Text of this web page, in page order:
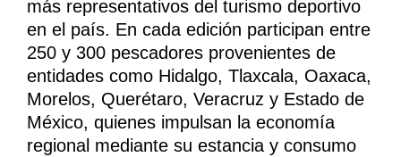
más representativos del turismo deportivo
en el país. En cada edición participan entre
250 y 300 pescadores provenientes de
entidades como Hidalgo, Tlaxcala, Oaxaca,
Morelos, Querétaro, Veracruz y Estado de
México, quienes impulsan la economía
regional mediante su estancia y consumo